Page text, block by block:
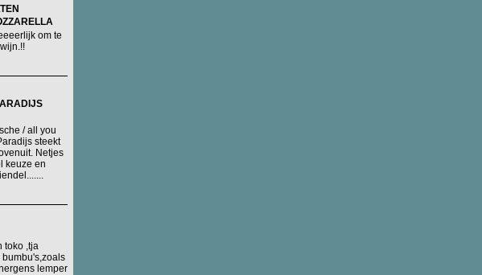
om te
/ all you
steekt
Netjes
keuze en
toko ,tja
bumbu's,zoals
lemper